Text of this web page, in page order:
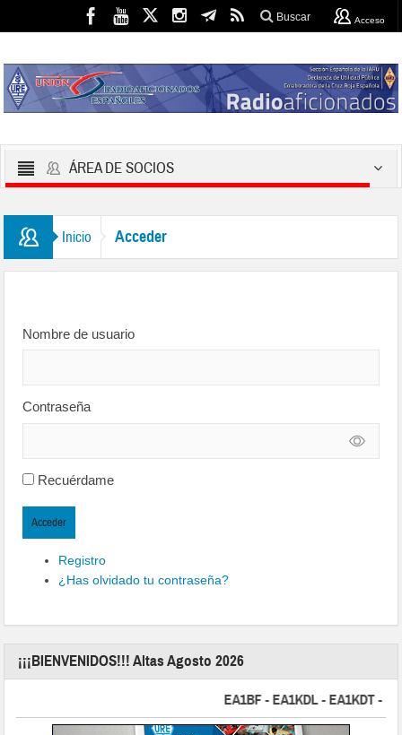
Buscar Acceso
ÁREA DE SOCIOS
Inicio Acceder
Nombre de usuario
Contraseña
Recuérdame
Acceder
Registro
¿Has olvidado tu contraseña?
¡¡¡BIENVENIDOS!!! Altas Agosto 2026
EA1BF - EA1KDL - EA1KDT -